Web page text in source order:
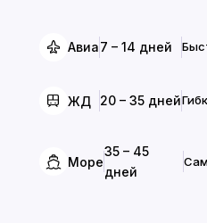
Авиа7 – 14 дней
ЖД 20 – 35 дней
Море
35 – 45
дней